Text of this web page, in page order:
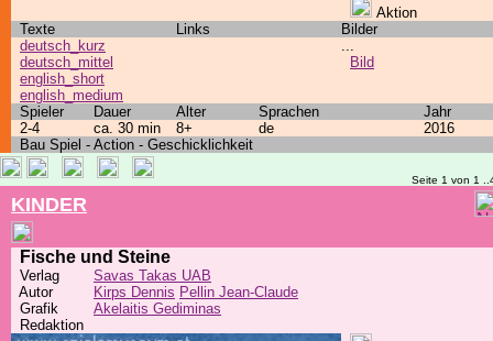
Aktion
Texte
Links
Bilder
deutsch_kurz
deutsch_mittel
english_short
english_medium
...
Bild
Spieler Dauer Alter Sprachen
Jahr
2-4
ca. 30 min 8+ de
2016
Bau Spiel - Action - Geschicklichkeit
Seite 1 von 1
KINDER
Fische und Steine
Verlag
Savas Takas UAB
Autor
Kirps Dennis Pellin Jean-Claude
Grafik
Akelaitis Gediminas
Redaktion